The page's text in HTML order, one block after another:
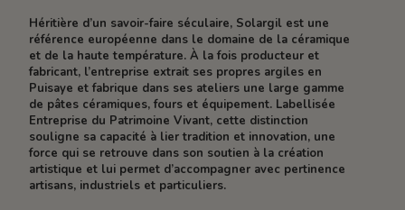
Héritière d’un savoir-faire séculaire, Solargil est une
référence européenne dans le domaine de la céramique
et de la haute température. À la fois producteur et
fabricant, l’entreprise extrait ses propres argiles en
Puisaye et fabrique dans ses ateliers une large gamme
de pâtes céramiques, fours et équipement. Labellisée
Entreprise du Patrimoine Vivant, cette distinction
souligne sa capacité à lier tradition et innovation, une
force qui se retrouve dans son soutien à la création
artistique et lui permet d’accompagner avec pertinence
artisans, industriels et particuliers.